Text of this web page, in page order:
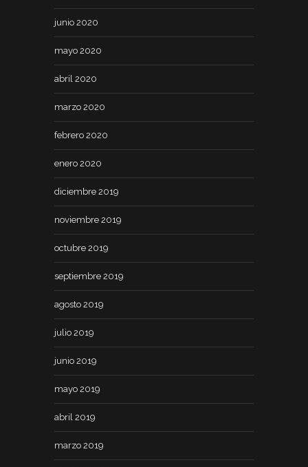
junio 2020
mayo 2020
abril 2020
marzo 2020
febrero 2020
enero 2020
diciembre 2019
noviembre 2019
octubre 2019
septiembre 2019
agosto 2019
julio 2019
junio 2019
mayo 2019
abril 2019
marzo 2019